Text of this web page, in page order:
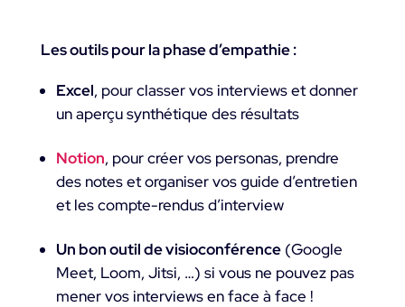
Les outils pour la phase d’empathie :
Excel, pour classer vos interviews et donner
un aperçu synthétique des résultats
Notion, pour créer vos personas, prendre
des notes et organiser vos guide d’entretien
et les compte-rendus d’interview
Un bon outil de visioconférence(Google
Meet, Loom, Jitsi, …) si vous ne pouvez pas
mener vos interviews en face à face !